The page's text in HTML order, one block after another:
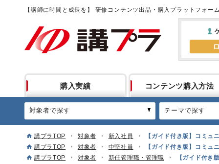
【講師に時間と成長を】 研修コンテンツ出品・購入プラットフォー
購入実績 コンテンツ購入方法
対象者で探す テーマで探す
講プラTOP 対象者 新入社員
【ガイド付き版】コミュ
講プラTOP
対象者 中堅社員
【ガイド付き版】コミュ
講プラTOP
対象者 新任管理職・管理職
【ガイド付き